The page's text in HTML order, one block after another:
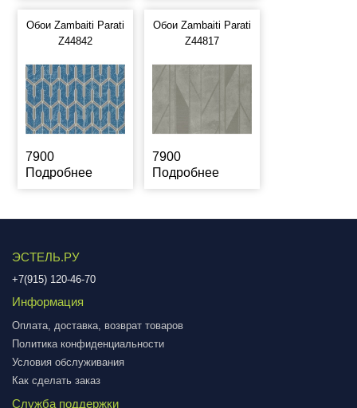
Обои Zambaiti Parati
Z44842
7900
Подробнее
Обои Zambaiti Parati
Z44817
7900
Подробнее
ЭСТЕЛЬ.РУ
+7(915) 120-46-70
Информация
Оплата, доставка, возврат товаров
Политика конфиденциальности
Условия обслуживания
Как сделать заказ
Служба поддержки